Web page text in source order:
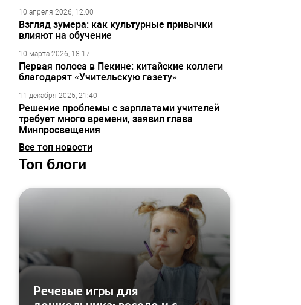
10 апреля 2026, 12:00
Взгляд зумера: как культурные привычки
влияют на обучение
10 марта 2026, 18:17
Первая полоса в Пекине: китайские коллеги
благодарят «Учительскую газету»
11 декабря 2025, 21:40
Решение проблемы с зарплатами учителей
требует много времени, заявил глава
Минпросвещения
Все топ новости
Топ блоги
Речевые игры для